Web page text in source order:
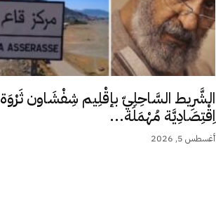
الشَّرِيط السَّاحِلِيّ بإقْلِيم شِفْشَاون ثَرْوَة
اِقْتِصَادِيَّة مُهْمَلَة...
أغسطس 5, 2026